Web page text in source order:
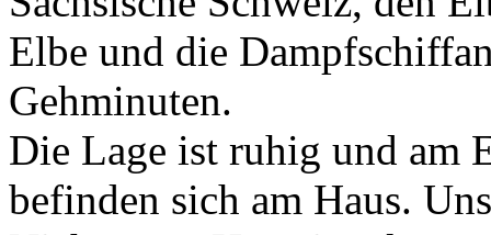
Elbe und die
Gehminuten.
Die Lage ist ruhig und am
befinden sich am Haus.